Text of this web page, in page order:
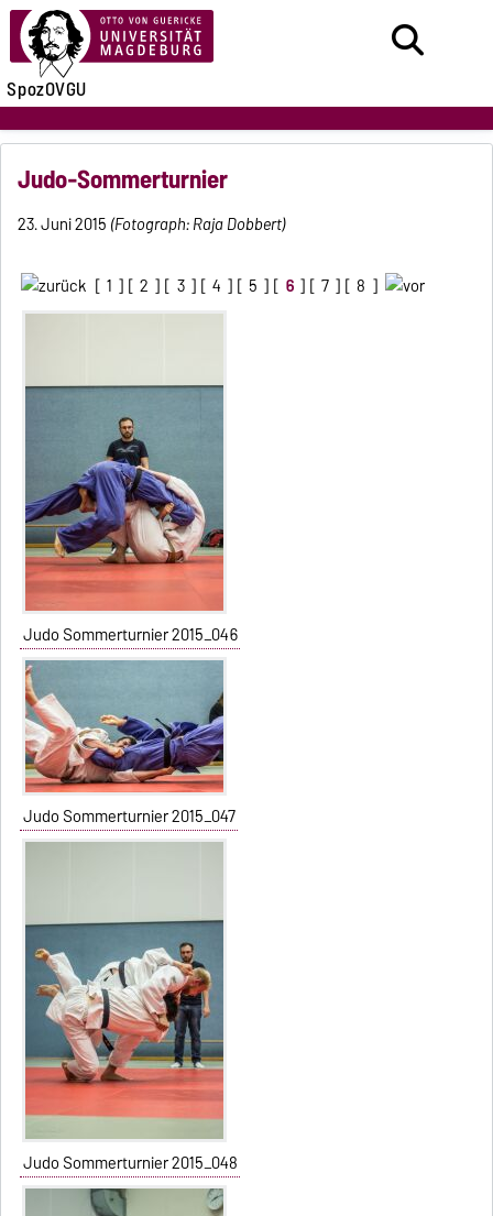
SpozOVGU
Judo-Sommerturnier
23. Juni 2015 (Fotograph: Raja Dobbert)
[ 1 ] [ 2 ] [ 3 ] [ 4 ] [ 5 ] [ 6 ] [ 7 ] [ 8 ]
Judo Sommerturnier 2015_046
Judo Sommerturnier 2015_047
Judo Sommerturnier 2015_048